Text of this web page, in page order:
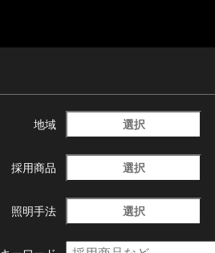
地域 選択
採用商品 選択
照明手法 選択